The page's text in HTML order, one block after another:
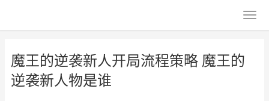
魔王的逆袭新人开局流程策略 魔王的
逆袭新人物是谁